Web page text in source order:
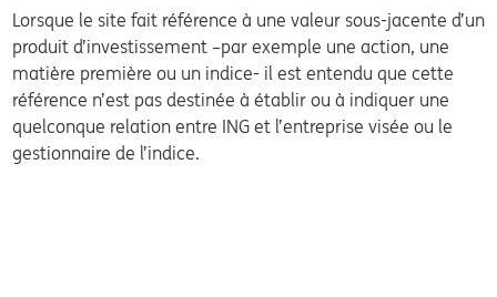
Lorsque le site fait référence à une valeur sous-jacente d’un
produit d’investissement –par exemple une action, une
matière première ou un indice- il est entendu que cette
référence n’est pas destinée à établir ou à indiquer une
quelconque relation entre ING et l’entreprise visée ou le
gestionnaire de l’indice.